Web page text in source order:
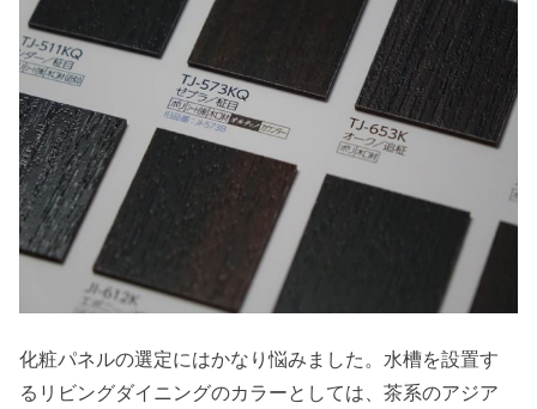
化粧パネルの選定にはかなり悩みました。水槽を設置す
るリビングダイニングのカラーとしては、茶系のアジア